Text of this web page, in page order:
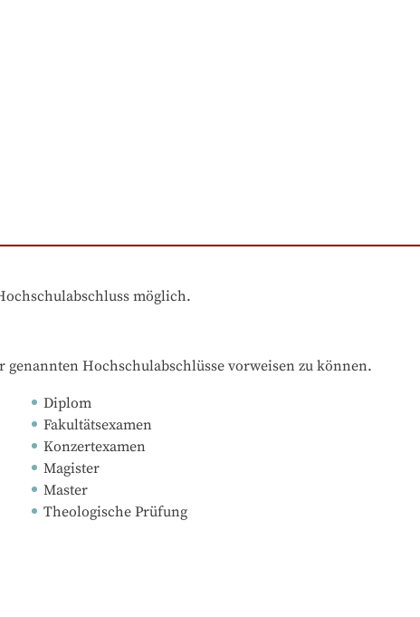
möglich.
Hochschulabschlüsse vorweisen zu können.
Diplom
Fakultätsexamen
Konzertexamen
Magister
Master
Theologische Prüfung